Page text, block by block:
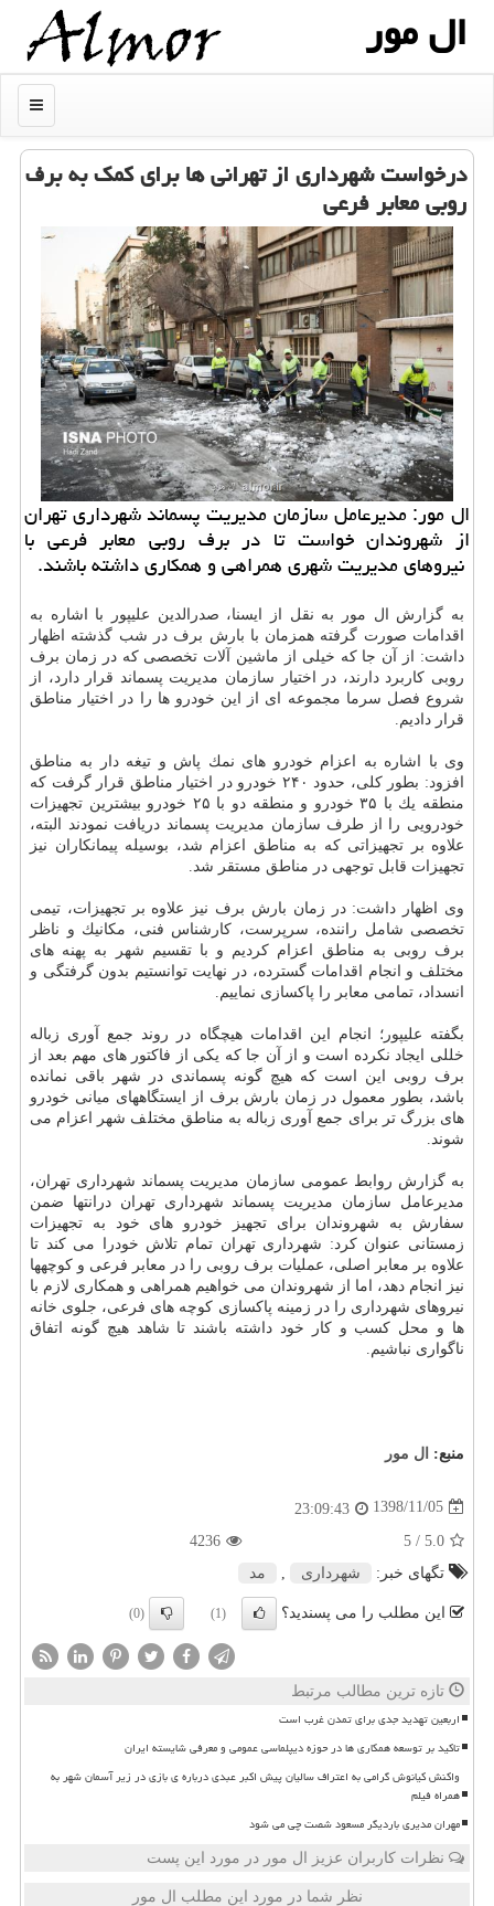
ال مور
منو
درخواست شهرداری از تهرانی ها برای كمك به برف
روبی معابر فرعی
ال مور: مدیرعامل سازمان مدیریت پسماند شهرداری تهران
از شهروندان خواست تا در برف روبی معابر فرعی با
نیروهای مدیریت شهری همراهی و همكاری داشته باشند.
به گزارش ال مور به نقل از ایسنا، صدرالدین علیپور با اشاره به
اقدامات صورت گرفته همزمان با بارش برف در شب گذشته اظهار
داشت: از آن جا كه خیلی از ماشین آلات تخصصی كه در زمان برف
روبی كاربرد دارند، در اختیار سازمان مدیریت پسماند قرار دارد، از
شروع فصل سرما مجموعه ای از این خودرو ها را در اختیار مناطق
قرار دادیم.
وی با اشاره به اعزام خودرو های نمك پاش و تیغه دار به مناطق
افزود: بطور كلی، حدود ۲۴۰ خودرو در اختیار مناطق قرار گرفت كه
منطقه یك با ۳۵ خودرو و منطقه دو با ۲۵ خودرو بیشترین تجهیزات
خودرویی را از طرف سازمان مدیریت پسماند دریافت نمودند البته،
علاوه بر تجهیزاتی كه به مناطق اعزام شد، بوسیله پیمانكاران نیز
تجهیزات قابل توجهی در مناطق مستقر شد.
وی اظهار داشت: در زمان بارش برف نیز علاوه بر تجهیزات، تیمی
تخصصی شامل راننده، سرپرست، كارشناس فنی، مكانیك و ناظر
برف روبی به مناطق اعزام كردیم و با تقسیم شهر به پهنه های
مختلف و انجام اقدامات گسترده، در نهایت توانستیم بدون گرفتگی و
انسداد، تمامی معابر را پاكسازی نماییم.
بگفته علیپور؛ انجام این اقدامات هیچگاه در روند جمع آوری زباله
خللی ایجاد نكرده است و از آن جا كه یكی از فاكتور های مهم بعد از
برف روبی این است كه هیچ گونه پسماندی در شهر باقی نمانده
باشد، بطور معمول در زمان بارش برف از ایستگاههای میانی خودرو
های بزرگ تر برای جمع آوری زباله به مناطق مختلف شهر اعزام می
شوند.
به گزارش روابط عمومی سازمان مدیریت پسماند شهرداری تهران،
مدیرعامل سازمان مدیریت پسماند شهرداری تهران درانتها ضمن
سفارش به شهروندان برای تجهیز خودرو های خود به تجهیزات
زمستانی عنوان كرد: شهرداری تهران تمام تلاش خودرا می كند تا
علاوه بر معابر اصلی، عملیات برف روبی را در معابر فرعی و كوچهها
نیز انجام دهد، اما از شهروندان می خواهیم همراهی و همكاری لازم با
نیروهای شهرداری را در زمینه پاكسازی كوچه های فرعی، جلوی خانه
ها و محل كسب و كار خود داشته باشند تا شاهد هیچ گونه اتفاق
ناگواری نباشیم.
منبع: ال مور
1398/11/05
23:09:43
5.0
/ 5
4236
تگهای خبر:
شهرداری مد
این مطلب را می پسندید؟ (1)
(0)
تازه ترین مطالب مرتبط
اربعین تهدید جدی برای تمدن غرب است
تاکید بر توسعه همکاری ها در حوزه دیپلماسی عمومی و معرفی شایسته ایران
واکنش کیانوش گرامی به اعتراف سالیان پیش اکبر عبدی درباره ی بازی در زیر آسمان شهر به
همراه فیلم
مهران مدیری باردیگر مسعود شصت چی می شود
نظرات کاربران عزیز ال مور در مورد این پست
نظر شما در مورد این مطلب ال مور